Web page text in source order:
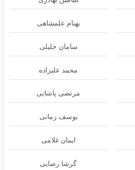
بهنام علمشاهی
سامان جلیلی
محمد علیزاده
مرتضی پاشایی
یوسف زمانی
ایمان غلامی
گرشا رضایی